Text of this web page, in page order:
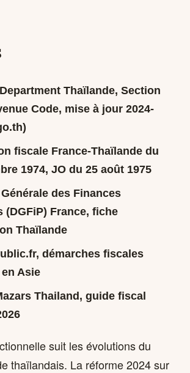
Thaïlande, Section
Code, mise à jour 2024-
fiscale France-Thaïlande du
1974, JO du 25 août 1975
des Finances
(DGFiP) France, fiche
Thaïlande
démarches fiscales
Asie
Thailand, guide fiscal
suit les évolutions du
thaïlandais. La réforme 2024 sur